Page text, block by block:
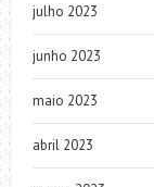
julho 2023
junho 2023
maio 2023
abril 2023